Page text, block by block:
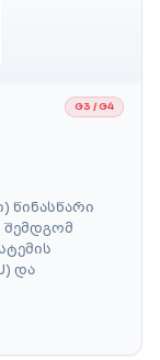
G3 / G4
წინასწარი
შემდგომ
და